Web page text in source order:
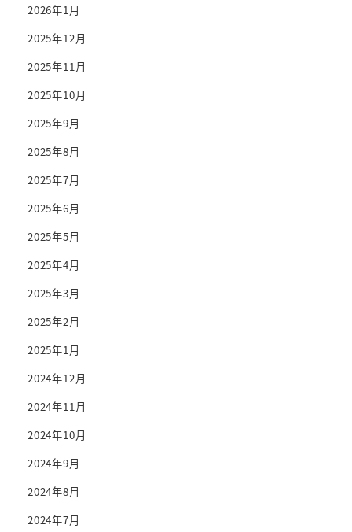
2026年1月
2025年12月
2025年11月
2025年10月
2025年9月
2025年8月
2025年7月
2025年6月
2025年5月
2025年4月
2025年3月
2025年2月
2025年1月
2024年12月
2024年11月
2024年10月
2024年9月
2024年8月
2024年7月